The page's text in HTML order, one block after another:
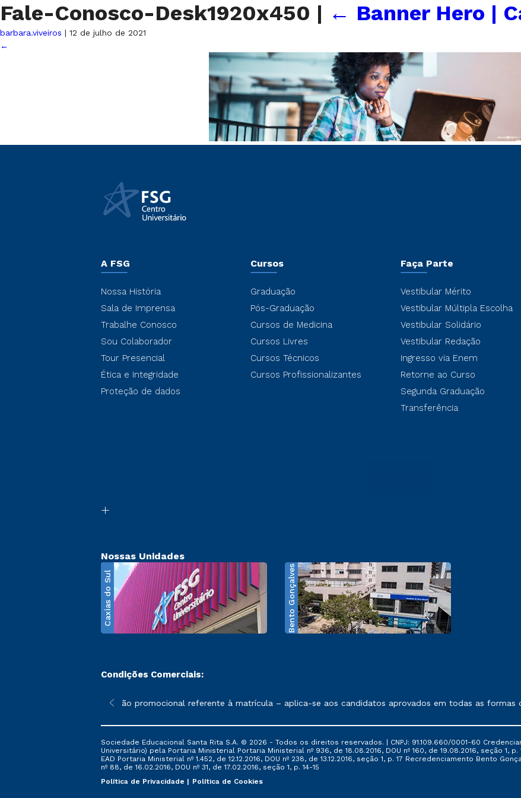
Fale-Conosco-Desk1920x450 | ← Banner Hero |
barbara.viveiros | 12 de julho de 2021
←
A FSG
Nossa História
Sala de Imprensa
Trabalhe Conosco
Sou Colaborador
Tour Presencial
Ética e Integridade
Proteção de dados
Cursos
Graduação
Pós-Graduação
Cursos de Medicina
Cursos Livres
Cursos Técnicos
Cursos Profissionalizantes
Faça Parte
Vestibular Mérito
Vestibular Múltipla Escolha
Vestibular Solidário
Vestibular Redação
Ingresso via Enem
Retorne ao Curso
Segunda Graduação
Transferência
Nossas Unidades
Caxias do Sul Bento Gonçalves
Condições Comerciais:
sofrer alterações nos períodos de rematrícula conforme exposto no contrato de prestação de serviços.
*A condição promocional referente à matrícula – aplica-se aos candidatos aprovados em todas as formas
Sociedade Educacional Santa Rita S.A. © 2026 - Todos os direitos reservados. | CNPJ: 91.109.660/0001-60
Universitário) pela Portaria Ministerial Portaria Ministerial nº 936, de 18.08.2016, DOU nº 160, de 19.08.2016, seção 1,
EAD Portaria Ministerial nº 1.452, de 12.12.2016, DOU nº 238, de 13.12.2016, seção 1, p. 17 Recredenciamento Bento
nº 88, de 16.02.2016, DOU nº 31, de 17.02.2016, seção 1, p. 14-15
Política de Privacidade
Política de Cookies